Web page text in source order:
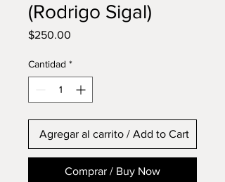
(Rodrigo Sigal)
$250.00
Cantidad *
Agregar al carrito / Add to Cart
Comprar / Buy Now